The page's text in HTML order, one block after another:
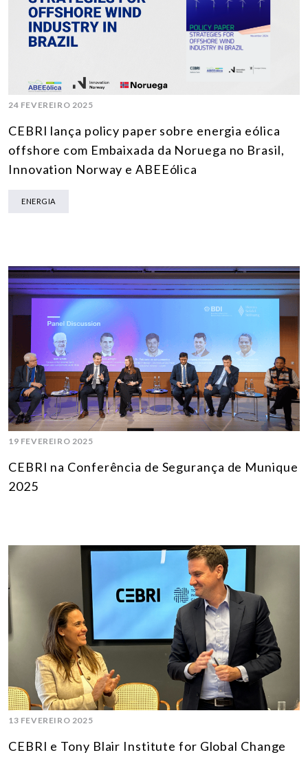
24 FEVEREIRO 2025
CEBRI lança policy paper sobre energia eólica
offshore com Embaixada da Noruega no Brasil,
Innovation Norway e ABEEólica
ENERGIA
19 FEVEREIRO 2025
CEBRI na Conferência de Segurança de Munique
2025
13 FEVEREIRO 2025
CEBRI e Tony Blair Institute for Global Change